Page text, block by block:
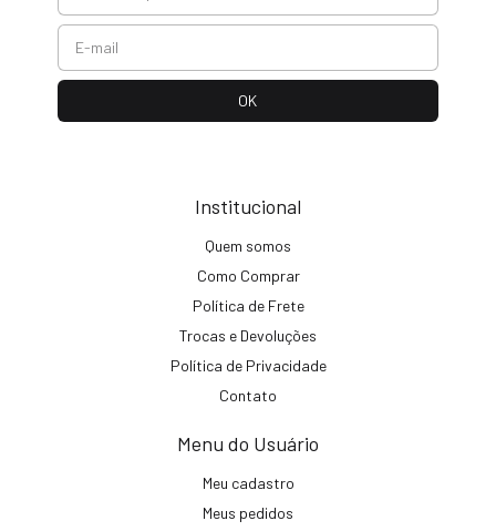
Institucional
Quem somos
Como Comprar
Política de Frete
Trocas e Devoluções
Política de Privacidade
Contato
Menu do Usuário
Meu cadastro
Meus pedidos